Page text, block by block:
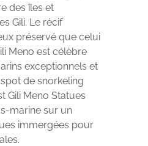
des îles et
Gili. Le récif
préservé que celui
Meno est célèbre
exceptionnels et
de snorkeling
Gili Meno Statues
marine sur un
immergées pour